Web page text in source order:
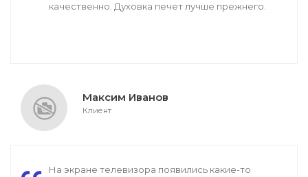
качественно. Духовка печет лучше прежнего.
Максим Иванов
Клиент
На экране телевизора появились какие-то